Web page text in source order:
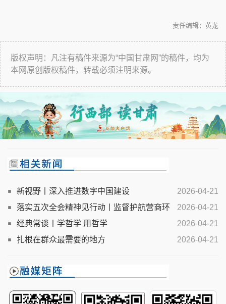
责任编辑：黄龙
版权声明：凡注有稿件来源为“中国甘肃网”的稿件，均为
本网原创版权稿件，转载必须注明来源。
2026-04-21
新视野丨深入推进数字中国建设
2026-04-21
落实五次全会精神见行动丨监督护航营商环
境优化升级
2026-04-21
经典常谈丨学哲学 用哲学
2026-04-21
扎根在群众最需要的地方